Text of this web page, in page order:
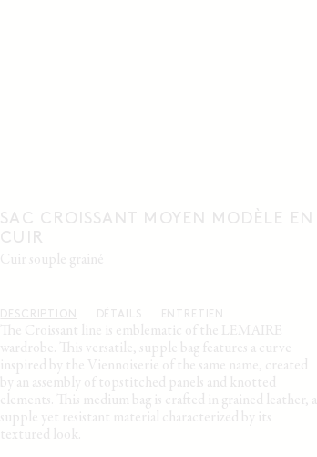
SAC CROISSANT MOYEN MODÈLE EN
CUIR
cuir souple grainé
DESCRIPTION DÉTAILS ENTRETIEN
The Croissant line is emblematic of the LEMAIRE
wardrobe. This versatile, supple bag features a curve
inspired by the Viennoiserie of the same name, created
by an assembly of topstitched panels and knotted
elements. This medium bag is crafted in grained leather, a
supple yet resistant material characterized by its
textured look.